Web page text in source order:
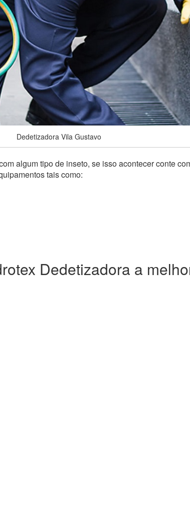
Dedetizadora Vila Gustavo
algum tipo de inseto, se isso acontecer conte
tais como:
Dedetizadora a